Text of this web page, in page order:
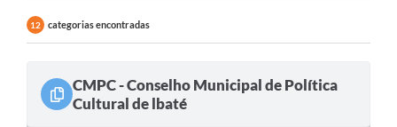
12 categorias encontradas
CMPC - Conselho Municipal de Política
Cultural de lbaté